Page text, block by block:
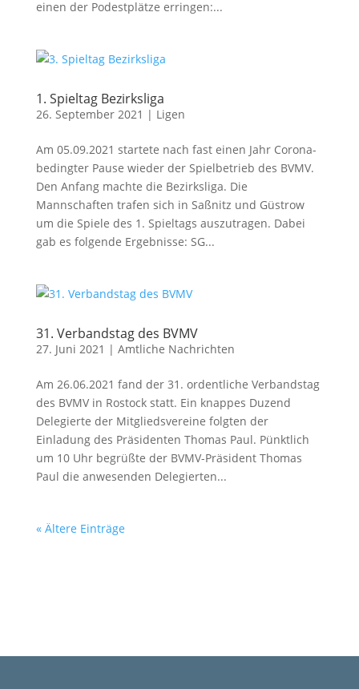
einen der Podestplätze erringen:...
1. Spieltag Bezirksliga
26. September 2021 | Ligen
Am 05.09.2021 startete nach fast einen Jahr Corona-
bedingter Pause wieder der Spielbetrieb des BVMV.
Den Anfang machte die Bezirksliga. Die
Mannschaften trafen sich in Saßnitz und Güstrow
um die Spiele des 1. Spieltags auszutragen. Dabei
gab es folgende Ergebnisse: SG...
31. Verbandstag des BVMV
27. Juni 2021 | Amtliche Nachrichten
Am 26.06.2021 fand der 31. ordentliche Verbandstag
des BVMV in Rostock statt. Ein knappes Duzend
Delegierte der Mitgliedsvereine folgten der
Einladung des Präsidenten Thomas Paul. Pünktlich
um 10 Uhr begrüßte der BVMV-Präsident Thomas
Paul die anwesenden Delegierten...
« Ältere Einträge